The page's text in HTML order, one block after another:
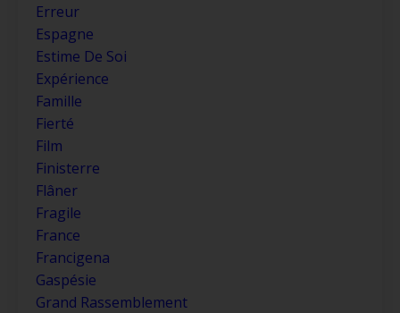
Erreur
Espagne
Estime De Soi
Expérience
Famille
Fierté
Film
Finisterre
Flâner
Fragile
France
Francigena
Gaspésie
Grand Rassemblement